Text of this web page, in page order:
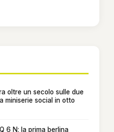
oltre un secolo sulle due
miniserie social in otto
6 N: la prima berlina